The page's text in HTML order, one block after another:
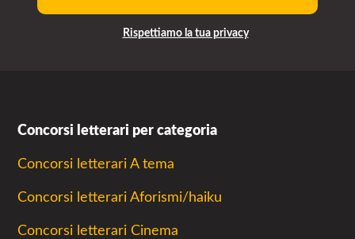
Rispettiamo la tua privacy
Concorsi letterari per categoria
Concorsi letterari A tema
Concorsi letterari Aforismi/haiku
Concorsi letterari Cinema